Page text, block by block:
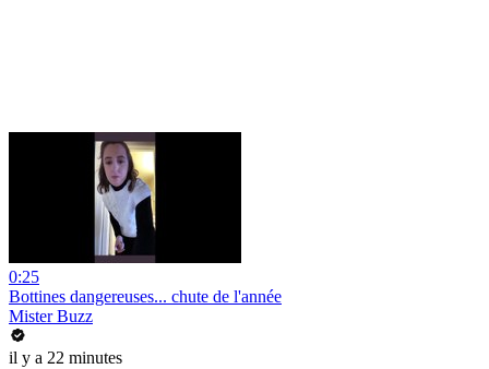
0:25
Bottines dangereuses... chute de l'année
Mister Buzz
il y a 22 minutes